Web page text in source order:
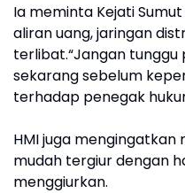
Ia meminta Kejati
aliran uang, jaringan
terlibat.“Jangan tunggu
sekarang sebelum
terhadap penegak
HMI juga
mudah tergiur dengan
menggiurkan.